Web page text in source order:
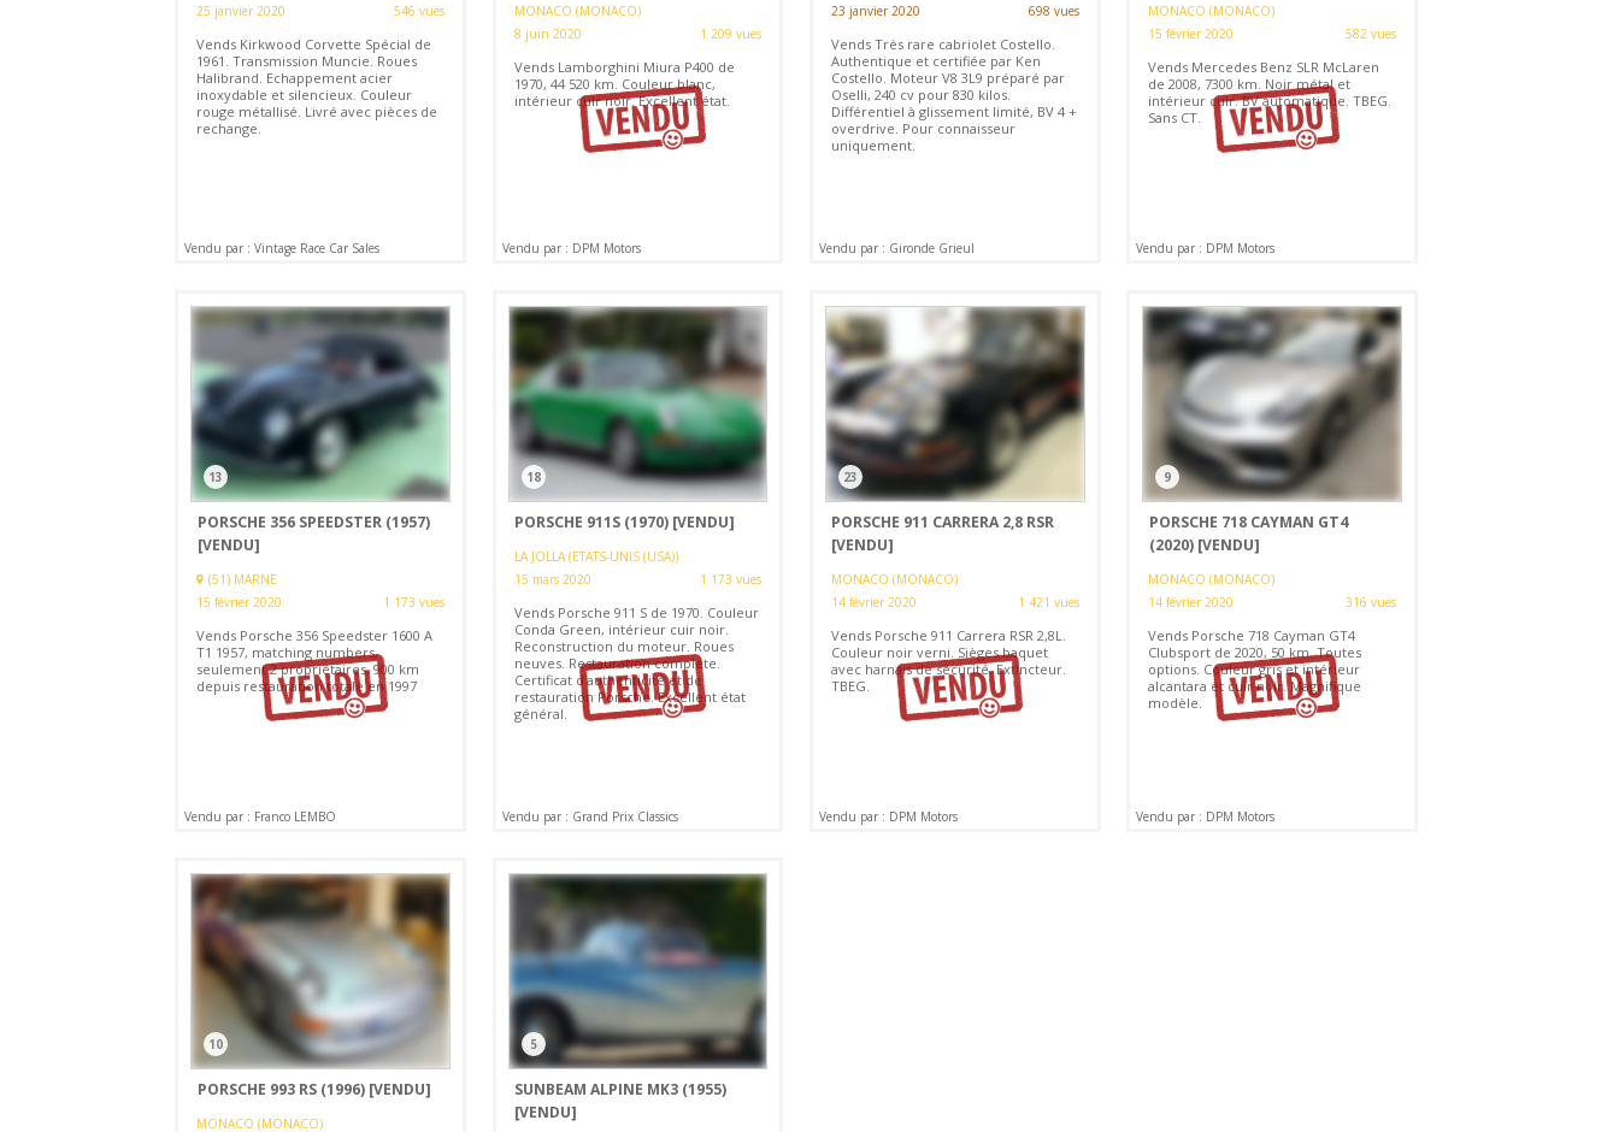
25 janvier 2020
546 vues
Vends Kirkwood Corvette Spécial de
1961. Transmission Muncie. Roues
Halibrand. Echappement acier
inoxydable et silencieux. Couleur
rouge métallisé. Livré avec pièces de
rechange.
Vendu par : Vintage Race Car Sales
MONACO (MONACO)
8 juin 2020
1 209 vues
Vends Lamborghini Miura P400 de
1970, 44 520 km. Couleur blanc,
intérieur cuir noir. Excellent état.
Vendu par : DPM Motors
23 janvier 2020
698 vues
Vends Très rare cabriolet Costello.
Authentique et certifiée par Ken
Costello. Moteur V8 3L9 préparé par
Oselli, 240 cv pour 830 kilos.
Différentiel à glissement limité, BV 4 +
overdrive. Pour connaisseur
uniquement.
Vendu par : Gironde Grieul
MONACO (MONACO)
15 février 2020
582 vues
Vends Mercedes Benz SLR McLaren
de 2008, 7300 km. Noir métal et
intérieur cuir. BV automatique. TBEG.
Sans CT.
Vendu par : DPM Motors
13
PORSCHE 356 SPEEDSTER (1957)
[VENDU]
(51) MARNE
15 février 2020
1 173 vues
Vends Porsche 356 Speedster 1600 A
T1 1957, matching numbers,
seulement 2 propriétaires, 900 km
depuis restauration totale en 1997
Vendu par : Franco LEMBO
18
PORSCHE 911S (1970) [VENDU]
LA JOLLA (ETATS-UNIS (USA))
15 mars 2020
1 173 vues
Vends Porsche 911 S de 1970. Couleur
Conda Green, intérieur cuir noir.
Reconstruction du moteur. Roues
neuves. Restauration complète.
Certificat d'authenticité et de
restauration Porsche. Excellent état
général.
Vendu par : Grand Prix Classics
23
PORSCHE 911 CARRERA 2,8 RSR
[VENDU]
MONACO (MONACO)
14 février 2020
1 421 vues
Vends Porsche 911 Carrera RSR 2,8L.
Couleur noir verni. Sièges baquet
avec harnais de sécurité. Extincteur.
TBEG.
Vendu par : DPM Motors
9
PORSCHE 718 CAYMAN GT4
(2020) [VENDU]
MONACO (MONACO)
14 février 2020
316 vues
Vends Porsche 718 Cayman GT4
Clubsport de 2020, 50 km. Toutes
options. Couleur gris et intérieur
alcantara et cuir noir. Magnifique
modèle.
Vendu par : DPM Motors
10
PORSCHE 993 RS (1996) [VENDU]
MONACO (MONACO)
5
SUNBEAM ALPINE MK3 (1955)
[VENDU]